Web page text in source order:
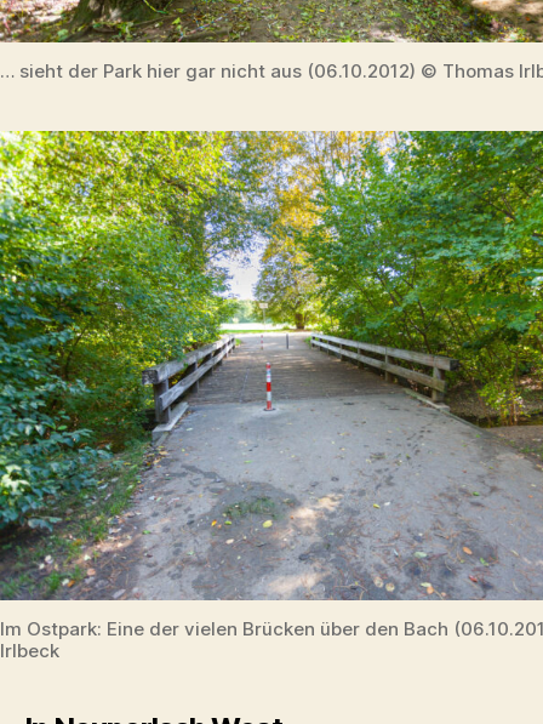
… sieht der Park hier gar nicht aus (06.10.2012) © Thomas
Im Ostpark: Eine der vielen Brücken über den Bach
Irlbeck